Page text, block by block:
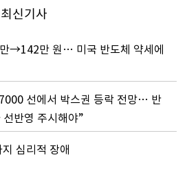
최신기사
→142만 원… 미국 반도체 약세에
선에서 박스권 등락 전망… 반
반영 주시해야”
심리적 장애